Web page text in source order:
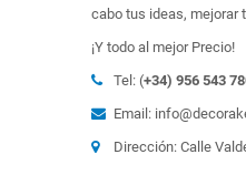
cabo tus ideas, mejorar
¡Y todo al mejor Precio!
Tel: (+34) 956 543
Email:
Dirección: Calle